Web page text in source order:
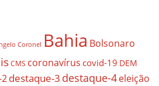
Coronel Bahia Bolsonaro
CMS coronavírus covid-19 DEM
destaque-3 destaque-4eleição